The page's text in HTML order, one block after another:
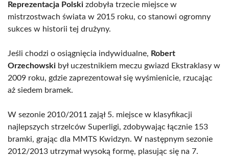
Reprezentacja Polski zdobyła trzecie miejsce w
mistrzostwach świata w 2015 roku, co stanowi ogromny
sukces w historii tej drużyny.
Jeśli chodzi o osiągnięcia indywidualne, Robert
Orzechowski był uczestnikiem meczu gwiazd Ekstraklasy w
2009 roku, gdzie zaprezentował się wyśmienicie, rzucając
aż siedem bramek.
W sezonie 2010/2011 zajął 5. miejsce w klasyfikacji
najlepszych strzelców Superligi, zdobywając łącznie 153
bramki, grając dla MMTS Kwidzyn. W następnym sezonie
2012/2013 utrzymał wysoką formę, plasując się na 7.